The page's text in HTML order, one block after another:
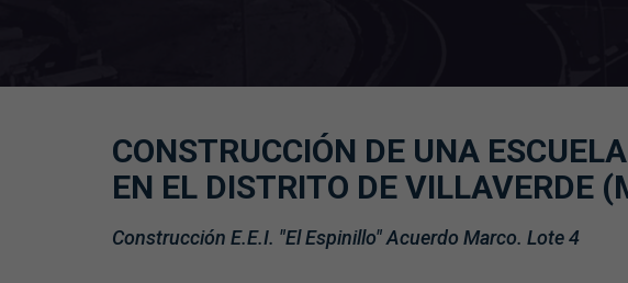
CONSTRUCCIÓN DE UNA
EN EL DISTRITO DE VILLAVERDE
Construcción E.E.I. "El Espinillo" Acuerdo Marco. Lote 4